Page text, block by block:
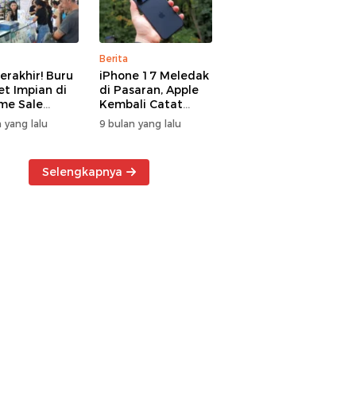
Buru
Impian di
Sale
Manado
yang lalu
Berita
iPhone 17 Meledak
di Pasaran, Apple
Kembali Catat
Rekor Cuan Global
9 bulan yang lalu
Selengkapnya